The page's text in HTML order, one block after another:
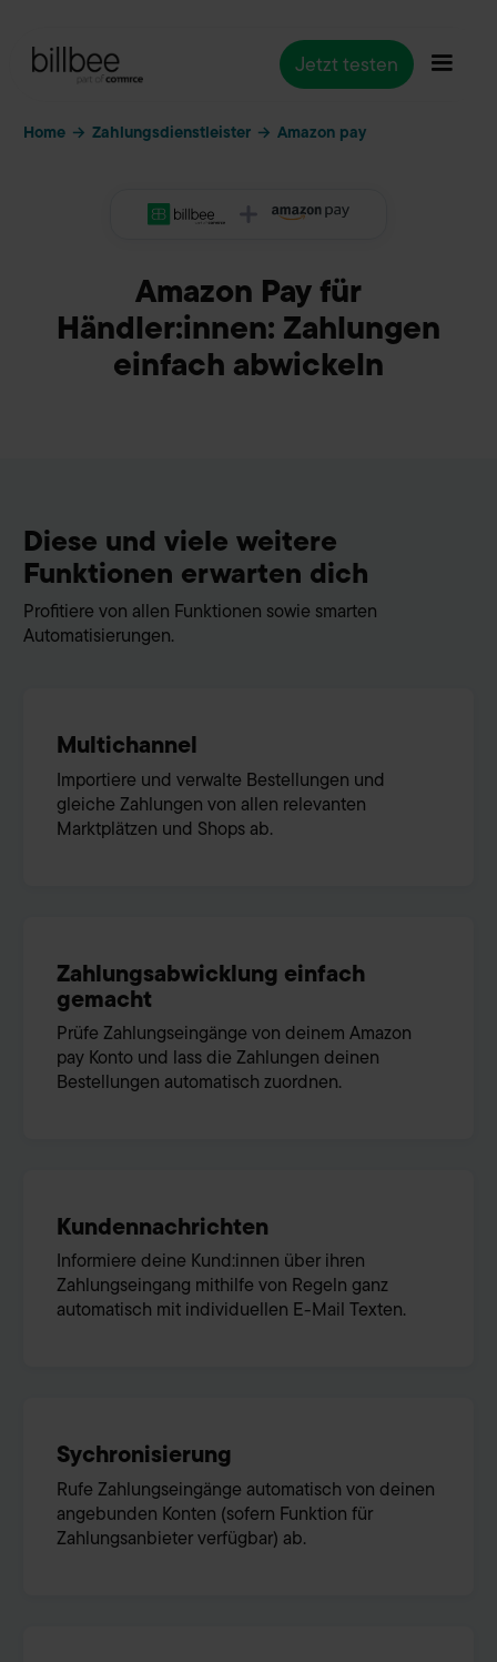
Jetzt testen
Home → Zahlungsdienstleister → Amazon pay
Amazon Pay für
Händler:innen: Zahlungen
einfach abwickeln
Diese und viele weitere
Funktionen erwarten dich
Profitiere von allen Funktionen sowie smarten
Automatisierungen.
Multichannel
Importiere und verwalte Bestellungen und
gleiche Zahlungen von allen relevanten
Marktplätzen und Shops ab.
Zahlungsabwicklung einfach
gemacht
Prüfe Zahlungseingänge von deinem Amazon
pay Konto und lass die Zahlungen deinen
Bestellungen automatisch zuordnen.
Kundennachrichten
Informiere deine Kund:innen über ihren
Zahlungseingang mithilfe von Regeln ganz
automatisch mit individuellen E-Mail Texten.
Sychronisierung
Rufe Zahlungseingänge automatisch von deinen
angebunden Konten (sofern Funktion für
Zahlungsanbieter verfügbar) ab.